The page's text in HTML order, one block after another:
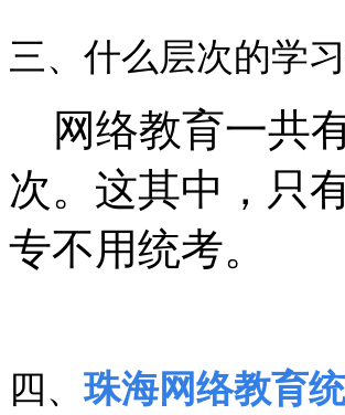
三、 什么层次的学
网络教育一共
次。这其中，只
专不用统考。
四、珠海网络教育